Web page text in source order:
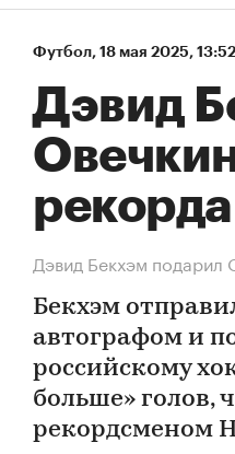
Футбол⁠, 18 мая 2025, 13:52
Дэвид
Дэвид Бекхэм подарил
Бекхэм
автографом и
российскому
больше» голов,
рекордсменом